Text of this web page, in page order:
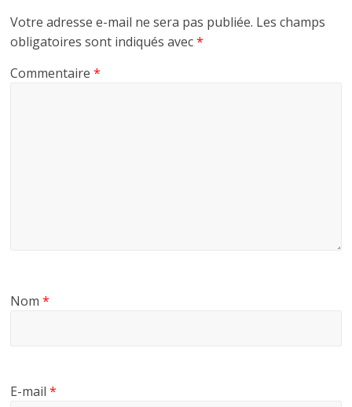
Votre adresse e-mail ne sera pas publiée. Les champs
obligatoires sont indiqués avec*
Commentaire*
Nom*
E-mail*